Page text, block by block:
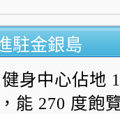
駐金銀島
健身中心佔地
能 270 度飽